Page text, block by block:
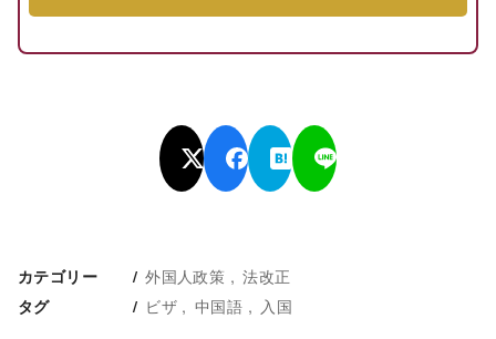
カテゴリー 外国人政策 法改正
タグ ビザ 中国語 入国